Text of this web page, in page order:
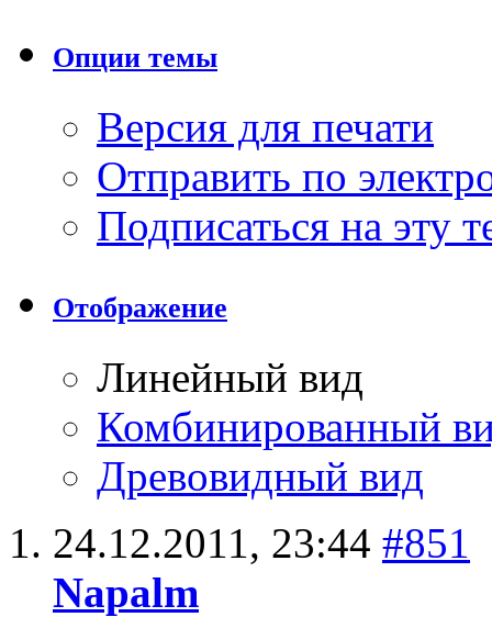
Опции темы
Версия для печати
Отправить по
Подписаться на эту
Отображение
Линейный вид
Комбинированный
Древовидный вид
24.12.2011, 23:44 #851
Napalm